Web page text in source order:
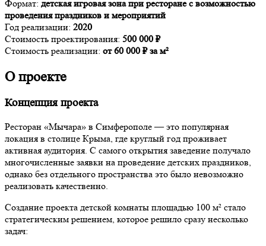
Формат: детская игровая зона при ресторане с возможностью
проведения праздников и мероприятий
Год реализации: 2020
Стоимость проектирования: 500 000 ₽
Стоимость реализации: от 60 000 ₽ за м²
О проекте
Концепция проекта
Ресторан «Мычара» в Симферополе — это популярная
локация в столице Крыма, где круглый год проживает
активная аудитория. С самого открытия заведение получало
многочисленные заявки на проведение детских праздников,
однако без отдельного пространства это было невозможно
реализовать качественно.
Создание проекта детской комнаты площадью 100 м² стало
стратегическим решением, которое решило сразу несколько
задач: